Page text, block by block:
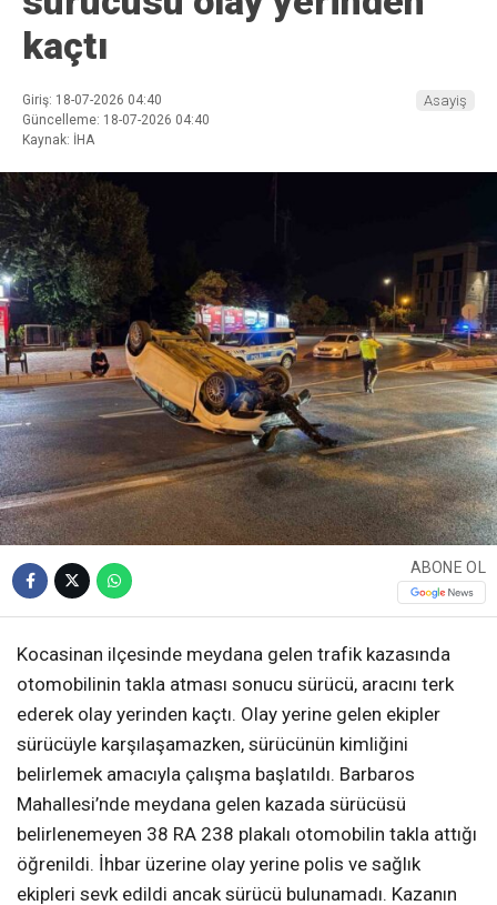
kaçtı
Giriş: 18-07-2026 04:40
Güncelleme: 18-07-2026 04:40
Kaynak: İHA
Asayiş
ABONE OL
Kocasinan ilçesinde meydana gelen trafik kazasında
otomobilinin takla atması sonucu sürücü, aracını terk
ederek olay yerinden kaçtı. Olay yerine gelen ekipler
sürücüyle karşılaşamazken, sürücünün kimliğini
belirlemek amacıyla çalışma başlatıldı. Barbaros
Mahallesi’nde meydana gelen kazada sürücüsü
belirlenemeyen 38 RA 238 plakalı otomobilin takla attığı
öğrenildi. İhbar üzerine olay yerine polis ve sağlık
ekipleri sevk edildi ancak sürücü bulunamadı. Kazanın